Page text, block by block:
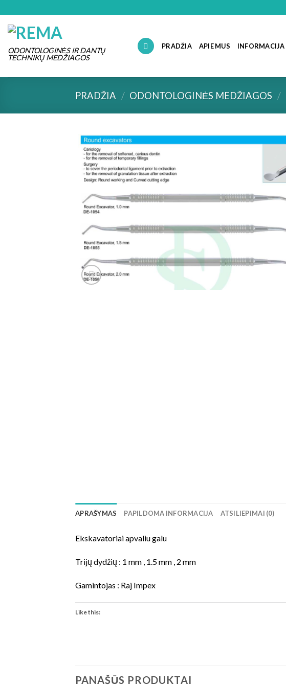
content
ODONTOLOGINĖS IR DANTŲ
TECHNIKŲ MEDŽIAGOS
PRADŽIA APIE MUS INFORMACIJA
PRADŽIA / ODONTOLOGINĖS MEDŽIAGOS /
APRAŠYMAS PAPILDOMA INFORMACIJA ATSILIEPIMAI (0)
Ekskavatoriai apvaliu galu
Trijų dydžių : 1 mm , 1.5 mm , 2 mm
Gamintojas : Raj Impex
Like this:
PANAŠŪS PRODUKTAI